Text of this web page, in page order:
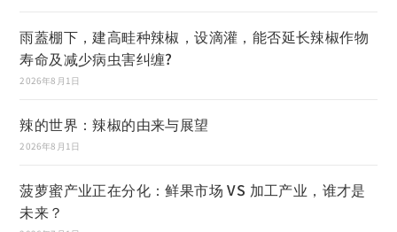
雨蓋棚下，建高畦种辣椒，设滴灌，能否延长辣椒作物
寿命及减少病虫害纠缠?
2026年8月1日
辣的世界：辣椒的由来与展望
2026年8月1日
菠萝蜜产业正在分化：鲜果市场 VS 加工产业，谁才是
未来？